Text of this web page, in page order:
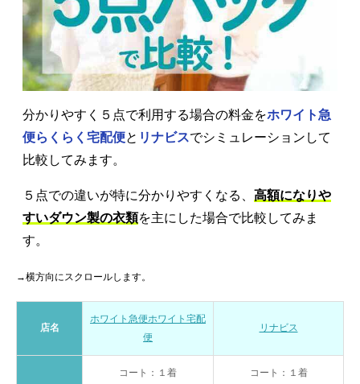
分かりやすく５点で利用する場合の料金をホワイト急
便らくらく宅配便と リナビスでシミュレーションして
比較してみます。
５点での違いが特に分かりやすくなる、 高額になりや
すいダウン製の衣類を主にした場合で比較してみま
す。
→横方向にスクロールします。
店名
ホワイト急便ホワイト宅配
便
リナビス
コート：１着
コート：１着